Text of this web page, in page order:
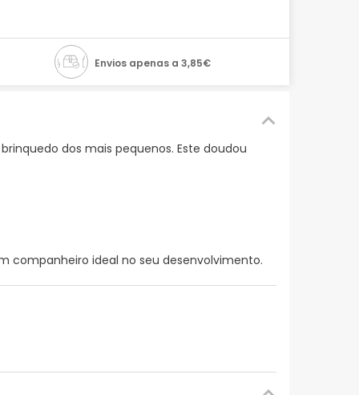
Envios apenas a 3,85€
dos mais pequenos. Este doudou
companheiro ideal no seu desenvolvimento.